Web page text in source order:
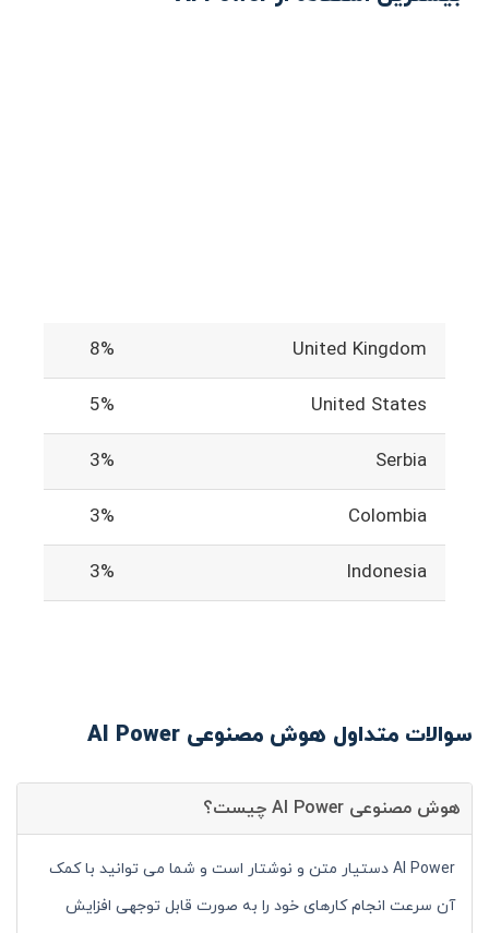
United Kingdom
8%
United States
5%
Serbia
3%
Colombia
3%
Indonesia
3%
سوالات متداول هوش مصنوعی AI Power
هوش مصنوعی AI Power چیست؟
AI Power دستیار متن و نوشتار است و شما می توانید با کمک
آن سرعت انجام کارهای خود را به صورت قابل توجهی افزایش